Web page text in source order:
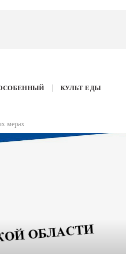
КУЛЬТ ЕДЫ
мерах